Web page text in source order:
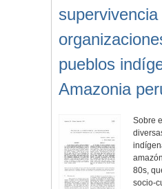
pueblos
Amazonia
Sobre
80s,
socio-